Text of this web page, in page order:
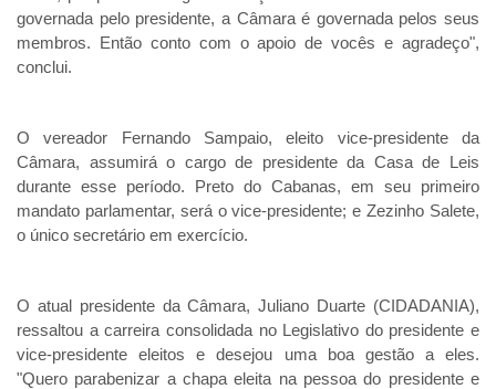
governada pelo presidente, a Câmara é governada pelos seus
membros. Então conto com o apoio de vocês e agradeço",
conclui.
O vereador Fernando Sampaio, eleito vice-presidente da
Câmara, assumirá o cargo de presidente da Casa de Leis
durante esse período. Preto do Cabanas, em seu primeiro
mandato parlamentar, será o vice-presidente; e Zezinho Salete,
o único secretário em exercício.
O atual presidente da Câmara, Juliano Duarte (CIDADANIA),
ressaltou a carreira consolidada no Legislativo do presidente e
vice-presidente eleitos e desejou uma boa gestão a eles.
"Quero parabenizar a chapa eleita na pessoa do presidente e